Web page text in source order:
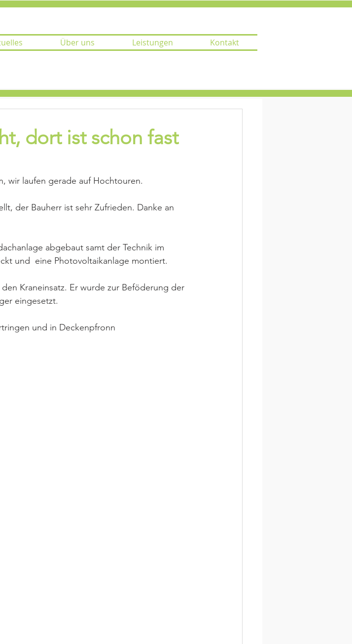
Über uns Leistungen Kontakt
dort ist schon fast
wir laufen gerade auf Hochtouren.
der Bauherr ist sehr Zufrieden. Danke an
abgebaut samt der Technik im
und  eine Photovoltaikanlage montiert.
Kraneinsatz. Er wurde zur Beföderung der
eingesetzt.
und in Deckenpfronn